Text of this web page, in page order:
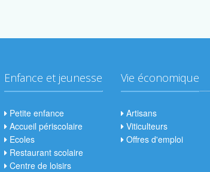
Enfance et jeunesse
Petite enfance
Accueil périscolaire
Ecoles
Restaurant scolaire
Centre de loisirs
Vie économique
Artisans
Viticulteurs
Offres d'emploi